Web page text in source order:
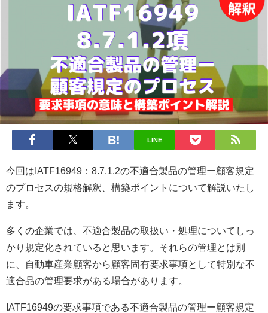
LINE
今回はIATF16949：8.7.1.2の不適合製品の管理ー顧客規定
のプロセスの規格解釈、構築ポイントについて解説いたし
ます。
多くの企業では、不適合製品の取扱い・処理についてしっ
かり規定化されていると思います。それらの管理とは別
に、自動車産業顧客から顧客固有要求事項として特別な不
適合品の管理要求がある場合があります。
IATF16949の要求事項である不適合製品の管理ー顧客規定